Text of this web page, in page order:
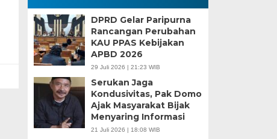
DPRD Gelar Paripurna
Rancangan Perubahan
KAU PPAS Kebijakan
APBD 2026
29 Juli 2026 | 21:23 WIB
Serukan Jaga
Kondusivitas, Pak Domo
Ajak Masyarakat Bijak
Menyaring Informasi
21 Juli 2026 | 18:08 WIB